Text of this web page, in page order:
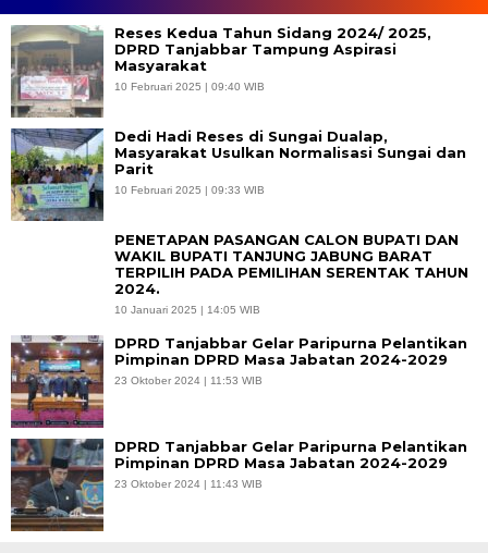
Reses Kedua Tahun Sidang 2024/ 2025,
DPRD Tanjabbar Tampung Aspirasi
Masyarakat
10 Februari 2025 | 09:40 WIB
Dedi Hadi Reses di Sungai Dualap,
Masyarakat Usulkan Normalisasi Sungai dan
Parit
10 Februari 2025 | 09:33 WIB
PENETAPAN PASANGAN CALON BUPATI DAN
WAKIL BUPATI TANJUNG JABUNG BARAT
TERPILIH PADA PEMILIHAN SERENTAK TAHUN
2024.
10 Januari 2025 | 14:05 WIB
DPRD Tanjabbar Gelar Paripurna Pelantikan
Pimpinan DPRD Masa Jabatan 2024-2029
23 Oktober 2024 | 11:53 WIB
DPRD Tanjabbar Gelar Paripurna Pelantikan
Pimpinan DPRD Masa Jabatan 2024-2029
23 Oktober 2024 | 11:43 WIB